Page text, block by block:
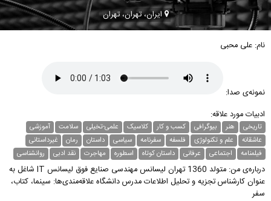
ایران، تهران، تهران
نام: علی محبی
نمونه‌ی صدا:
ادبیات مورد علاقه:
تاریخی هنر بیوگرافی کسب و کار کلاسیک علمی-تخیلی سلامت
آموزشی
عاشقانه
علم و تکنولوژی فلسفه سفرنامه سیاسی داستان رمان
غیر‌داستانی
فیلمنامه
اجتماعی عرفانی داستان کوتاه اسطوره مهاجرت نقد ادبی روانشناسی
درباره‌ی من: متولد 1360 تهران لیسانس مهندسی صنایع فوق لیسانس IT شاغل به
عنوان کارشناس تجزیه و تحلیل اطلاعات مدرس دانشگاه علاقه‌مندی‌ها: سینما، کتاب،
سفر